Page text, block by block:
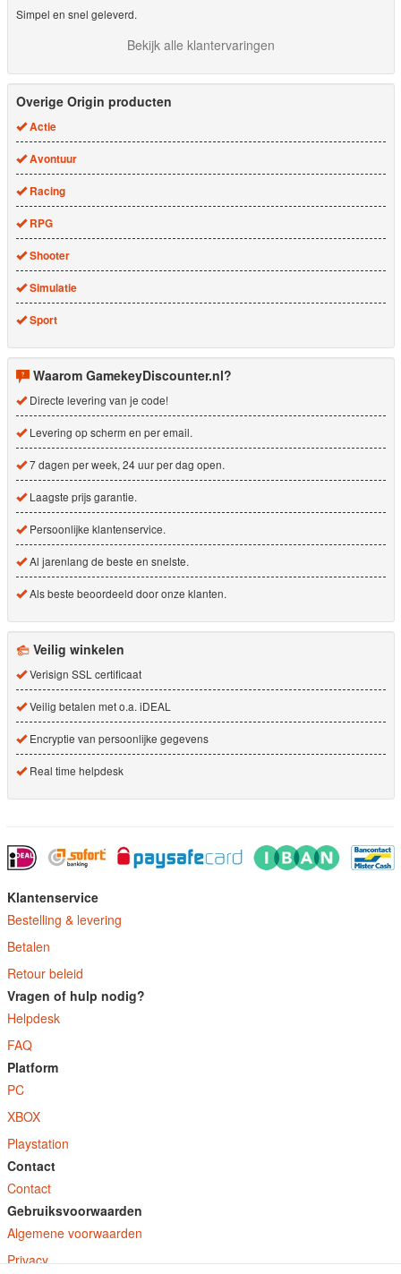
Simpel en snel geleverd.
Bekijk alle klantervaringen
Overige Origin producten
Actie
Avontuur
Racing
RPG
Shooter
Simulatie
Sport
Waarom GamekeyDiscounter.nl?
Directe levering van je code!
Levering op scherm en per email.
7 dagen per week, 24 uur per dag open.
Laagste prijs garantie.
Persoonlijke klantenservice.
Al jarenlang de beste en snelste.
Als beste beoordeeld door onze klanten.
Veilig winkelen
Verisign SSL certificaat
Veilig betalen met o.a. iDEAL
Encryptie van persoonlijke gegevens
Real time helpdesk
Klantenservice
Bestelling & levering
Betalen
Retour beleid
Vragen of hulp nodig?
Helpdesk
FAQ
Platform
PC
XBOX
Playstation
Contact
Contact
Gebruiksvoorwaarden
Algemene voorwaarden
Privacy